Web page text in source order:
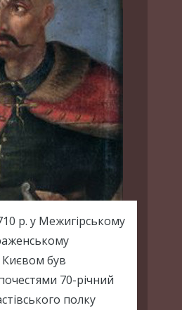
р. у Межигірському
Києвом був
70-річний
полку